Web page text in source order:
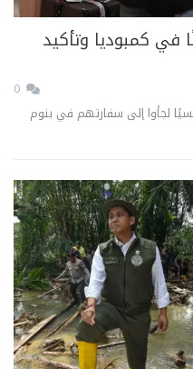
١٬٤٤٠ مواطنًا في كمبوديا وتأكيد
جاكرتا أن ١٬٤٤٠ إندونيسيًا لجأوا إلى سفارتهم في بنوم